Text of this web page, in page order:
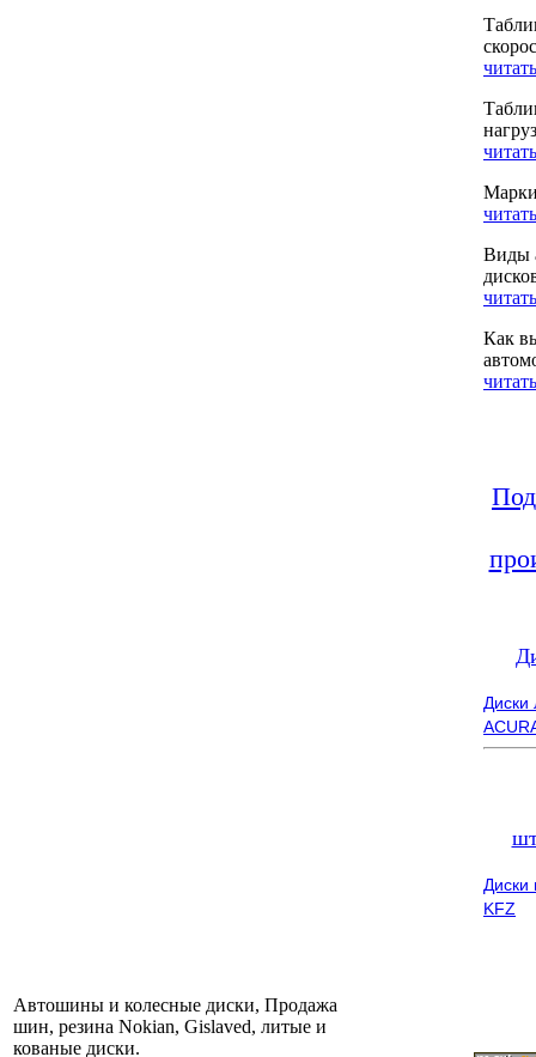
Виды
Как
Диски
KFZ
Автошины и колесные диски, Продажа
шин, резина Nokian, Gislaved, литые и
кованые диски.